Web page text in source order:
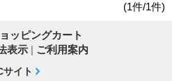
(1件/1件)
ッピングカート
表示 | ご利用案内
サイト